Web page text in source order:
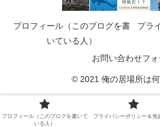
プロフィール（このブログを書
いている人）
プラ
お問い合わせフォ
© 2021 俺の居場所は何
プロフィール（このブログを書いて
いる人）
プライバシーポリシー＆免